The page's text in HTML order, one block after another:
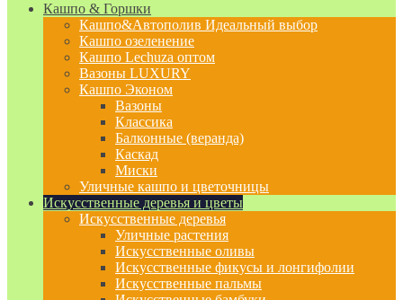
Кашпо & Горшки
Кашпо&Автополив Идеальный выбор
Кашпо озеленение
Кашпо Lechuza оптом
Вазоны LUXURY
Кашпо Эконом
Вазоны
Классика
Балконные (веранда)
Каскад
Миски
Уличные кашпо и цветочницы
Искусственные деревья и цветы
Искусственные деревья
Уличные растения
Искусственные оливы
Искусственные фикусы и лонгифолии
Искусственные пальмы